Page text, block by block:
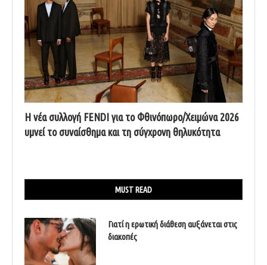
Η νέα συλλογή FENDI για το Φθινόπωρο/Χειμώνα 2026
υμνεί το συναίσθημα και τη σύγχρονη θηλυκότητα
MUST READ
Γιατί η ερωτική διάθεση αυξάνεται στις
διακοπές